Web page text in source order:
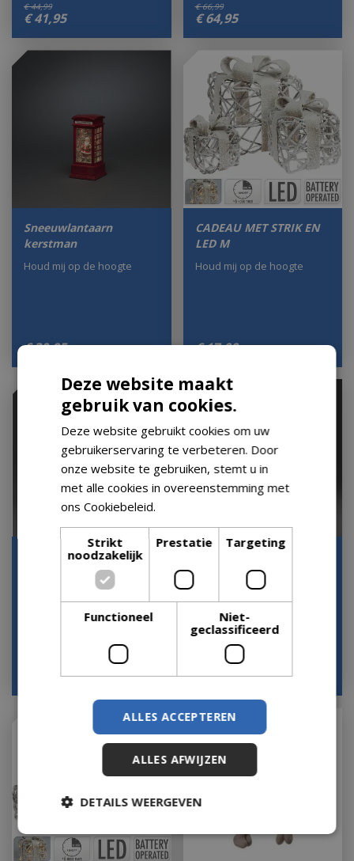
€ 44,99
€ 41,95
€ 66,99
€ 64,95
Sneeuwlantaarn
kerstman
€30,95
Houd mij op de hoogte
CADEAU MET STRIK EN
LED M
€17,00
Houd mij op de hoogte
Sneeuwlantaarn
telefooncel sneeuwpop
95
Houd mij op de hoogte
man/vrouw
€36,95
Deze website maakt
gebruik van cookies.
Deze website gebruikt cookies om uw
gebruikerservaring te verbeteren. Door
onze website te gebruiken, stemt u in
met alle cookies in overeenstemming met
ons Cookiebeleid.
Strikt
noodzakelijk
Prestatie Targeting
Functioneel
Niet-
geclassificeerd
ALLES ACCEPTEREN
ALLES AFWIJZEN
DETAILS WEERGEVEN